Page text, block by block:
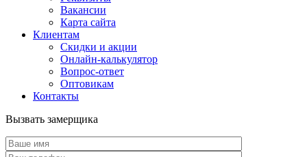
Вакансии
Карта сайта
Клиентам
Скидки и акции
Онлайн-калькулятор
Вопрос-ответ
Оптовикам
Контакты
Вызвать замерщика